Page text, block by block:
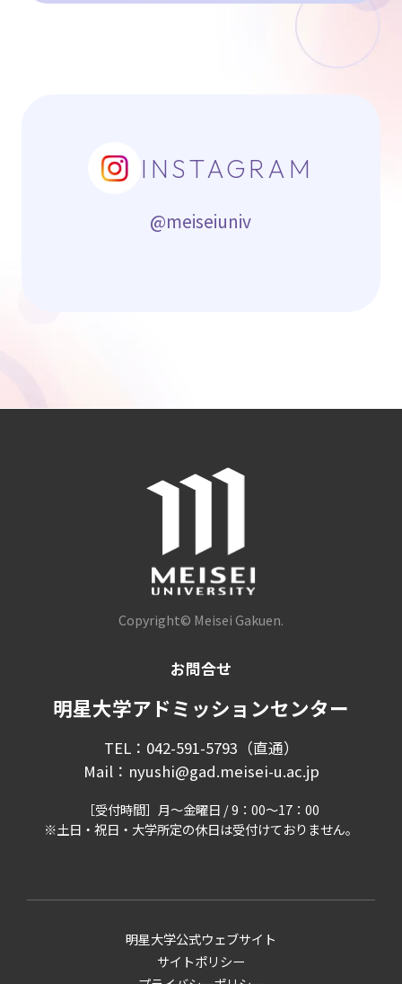
INSTAGRAM
@meiseiuniv
Copyright© Meisei Gakuen.
お問合せ
明星大学アドミッションセンター
TEL：042-591-5793（直通）
Mail：nyushi@gad.meisei-u.ac.jp
［受付時間］月～金曜日 / 9：00～17：00
※土日・祝日・大学所定の休日は受付けておりません。
明星大学公式ウェブサイト
サイトポリシー